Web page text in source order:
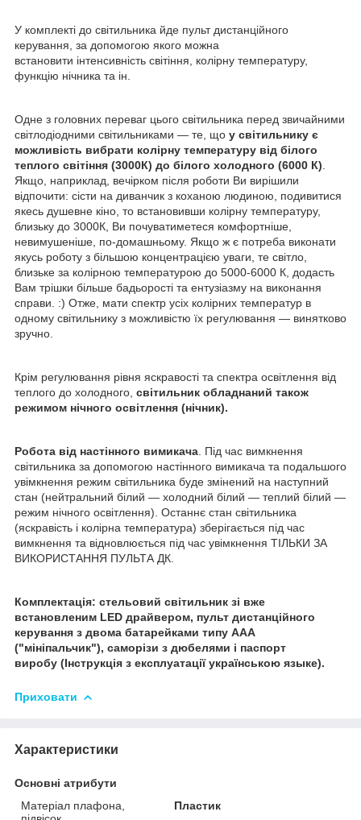
У комплекті до світильника йде пульт дистанційного
керування, за допомогою якого можна
встановити інтенсивність світіння, колірну температуру,
функцію нічника та ін.
Одне з головних переваг цього світильника перед звичайними
світлодіодними світильниками — те, що у світильнику є
можливість вибрати колірну температуру від білого
теплого світіння (3000К) до білого холодного (6000 К)
Якщо, наприклад, вечірком після роботи Ви вирішили
відпочити: сісти на диванчик з коханою людиною, подивитися
якесь душевне кіно, то встановивши колірну температуру,
близьку до 3000К, Ви почуватиметеся комфортніше,
невимушеніше, по-домашньому. Якщо ж є потреба виконати
якусь роботу з більшою концентрацією уваги, те світло,
близьке за колірною температурою до 5000-6000 К, додасть
Вам трішки більше бадьорості та ентузіазму на виконання
справи. :) Отже, мати спектр усіх колірних температур в
одному світильнику з можливістю їх регулювання — винятково
зручно.
Крім регулювання рівня яскравості та спектра освітлення від
теплого до холодного, світильник обладнаний також
режимом нічного освітлення (нічник).
Робота від настінного вимикача . Під час вимкнення
світильника за допомогою настінного вимикача та подальшого
увімкнення режим світильника буде змінений на наступний
стан (нейтральний білий — холодний білий — теплий білий —
режим нічного освітлення). Останнє стан світильника
(яскравість і колірна температура) зберігається під час
вимкнення та відновлюється під час увімкнення ТІЛЬКИ ЗА
ВИКОРИСТАННЯ ПУЛЬТА ДК.
Комплектація: стельовий світильник зі вже
встановленим LED драйвером, пульт дистанційного
керування з двома батарейками типу ААА
("мініпальчик"), саморізи з дюбелями і паспорт
виробу (Інструкція з експлуатації українською языке).
Приховати
Характеристики
Основні атрибути
Матеріал плафона,
Пластик